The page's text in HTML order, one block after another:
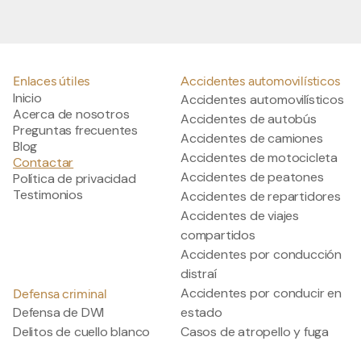
Enlaces útiles
Inicio
Acerca de nosotros
Preguntas frecuentes
Blog
Contactar
Política de privacidad
Testimonios
Defensa criminal
Defensa de DWI
Delitos de cuello blanco
Accidentes automovilísticos
Accidentes automovilísticos
Accidentes de autobús
Accidentes de camiones
Accidentes de motocicleta
Accidentes de peatones
Accidentes de repartidores
Accidentes de viajes
compartidos
Accidentes por conducción
distraí
Accidentes por conducir en
estado
Casos de atropello y fuga